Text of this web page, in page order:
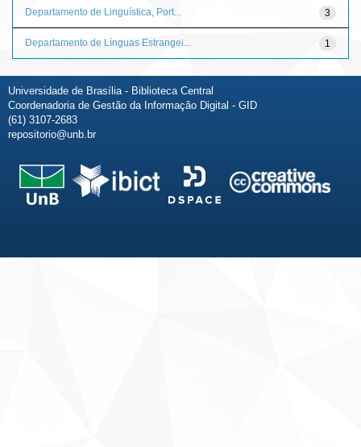
3
Departamento de Linguística, Port...
1
Departamento de Línguas Estrangei...
Universidade de Brasília - Biblioteca Central
Coordenadoria de Gestão da Informação Digital - GID
(61) 3107-2683
repositorio@unb.br